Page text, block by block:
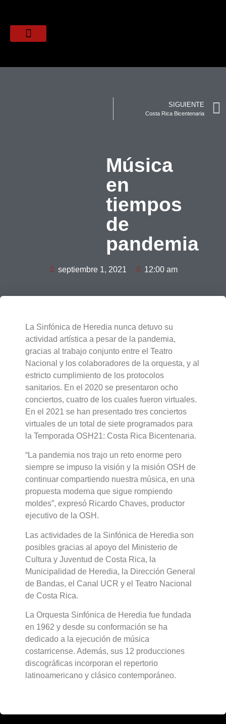
SIGUIENTE
Costa Rica Bicentenaria
Música
en
tiempos
de
pandemia
septiembre 1, 2021 12:00 am
La Sinfónica de Heredia nunca detuvo su
actividad artística a pesar de la pandemia,
gracias al trabajo conjunto entre el Teatro
Nacional y los colaboradores de la orquesta, y al
estricto cumplimiento de los protocolos
sanitarios. En el 2020 se presentaron ocho
conciertos, cuatro de los cuales fueron virtuales.
En el 2021 se han presentado tres conciertos
virtuales de un total de siete programados para
la Temporada OSH21: Costa Rica Bicentenaria.
“La pandemia nos trajo un reto enorme pero
siempre se impuso la visión y la misión OSH de
continuar compartiendo nuestra música, en una
propuesta moderna que sigue rompiendo
moldes”, expresó Ricardo Chaves, productor
ejecutivo de la OSH.
Las actividades de la Sinfónica de Heredia son
posibles gracias al apoyo del Ministerio de
Cultura y Juventud de Costa Rica, la
Municipalidad de Heredia, la Dirección General
de Bandas, el Canal UCR y el Teatro Nacional
de Costa Rica.
La Orquesta Sinfónica de Heredia fue fundada
en 1962 y desde su conformación se ha
dedicado a la ejecución de música
costarricense. Además, sus 12 producciones
discográficas incorporan el repertorio
latinoamericano y clásico contemporáneo.